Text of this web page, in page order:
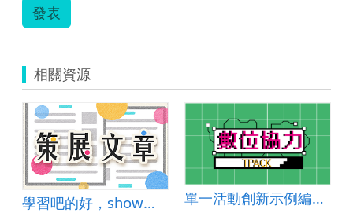
發表
相關資源
學習吧的好，show給你知道 單一活動創新示例編號：國小自然2024-009